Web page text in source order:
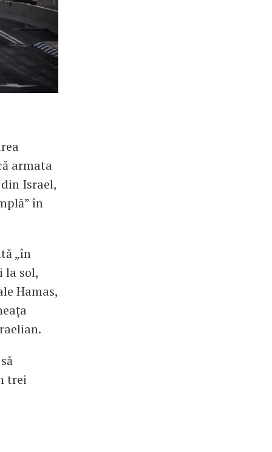
armata
Israel,
în
„în
la sol,
Hamas,
trei